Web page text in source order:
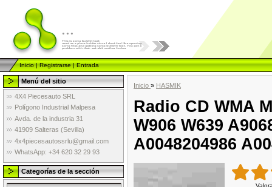
...
Inicio|Registrarse|Entrada
Menú del sitio
4X4 Piecesauto SRL
Polígono Industrial Malpesa
Avda. de la industria 31
41909 Salteras (Sevilla)
4x4piecesautossrlu@gmail.com
WhatsApp: +34 620 32 29 93
Categorías de la sección
Inicio » HASMIK
Radio CD WMA
W906 W639
A0048204986